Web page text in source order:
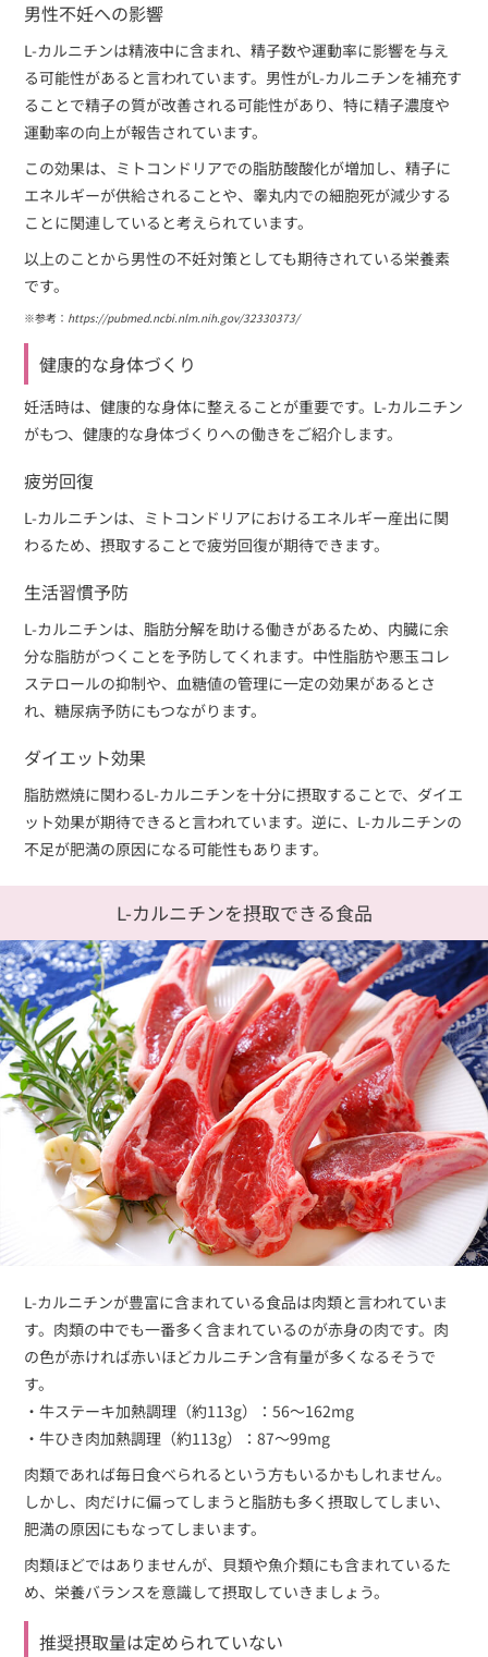
男性不妊への影響
L-カルニチンは精液中に含まれ、精子数や運動率に影響を与え
る可能性があると言われています。男性がL-カルニチンを補充す
ることで精子の質が改善される可能性があり、特に精子濃度や
運動率の向上が報告されています。
この効果は、ミトコンドリアでの脂肪酸酸化が増加し、精子に
エネルギーが供給されることや、睾丸内での細胞死が減少する
ことに関連していると考えられています。
以上のことから男性の不妊対策としても期待されている栄養素
です。
※参考： https://pubmed.ncbi.nlm.nih.gov/32330373/
健康的な身体づくり
妊活時は、健康的な身体に整えることが重要です。L-カルニチン
がもつ、健康的な身体づくりへの働きをご紹介します。
疲労回復
L-カルニチンは、ミトコンドリアにおけるエネルギー産出に関
わるため、摂取することで疲労回復が期待できます。
生活習慣予防
L-カルニチンは、脂肪分解を助ける働きがあるため、内臓に余
分な脂肪がつくことを予防してくれます。中性脂肪や悪玉コレ
ステロールの抑制や、血糖値の管理に一定の効果があるとさ
れ、糖尿病予防にもつながります。
ダイエット効果
脂肪燃焼に関わるL-カルニチンを十分に摂取することで、ダイエ
ット効果が期待できると言われています。逆に、L-カルニチンの
不足が肥満の原因になる可能性もあります。
L-カルニチンを摂取できる食品
L-カルニチンが豊富に含まれている食品は肉類と言われていま
す。肉類の中でも一番多く含まれているのが赤身の肉です。肉
の色が赤ければ赤いほどカルニチン含有量が多くなるそうで
す。
・牛ステーキ加熱調理（約113g）：56～162mg
・牛ひき肉加熱調理（約113g）：87～99mg
肉類であれば毎日食べられるという方もいるかもしれません。
しかし、肉だけに偏ってしまうと脂肪も多く摂取してしまい、
肥満の原因にもなってしまいます。
肉類ほどではありませんが、貝類や魚介類にも含まれているた
め、栄養バランスを意識して摂取していきましょう。
推奨摂取量は定められていない